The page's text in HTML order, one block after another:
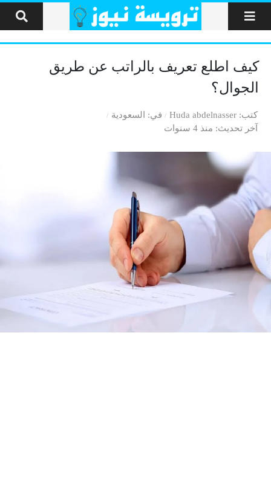
التخطي إلى المحتوى
كيف اطلع تعريف بالراتب عن طريق
الجوال؟
كتب Huda abdelnasser في السعودية
آخر تحديث منذ 4 سنوات